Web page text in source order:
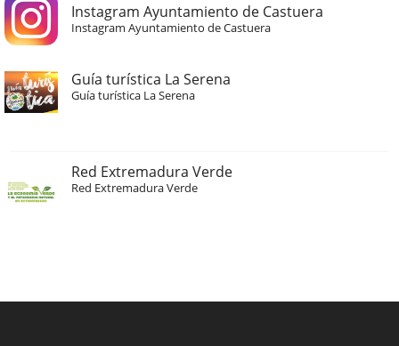
Instagram Ayuntamiento de Castuera
Instagram Ayuntamiento de Castuera
Guía turística La Serena
Guía turística La Serena
Red Extremadura Verde
Red Extremadura Verde